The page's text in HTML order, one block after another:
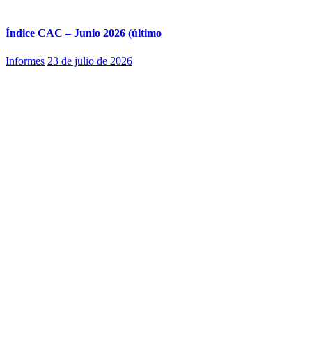
Índice CAC – Junio 2026 (último
Informes 23 de julio de 2026